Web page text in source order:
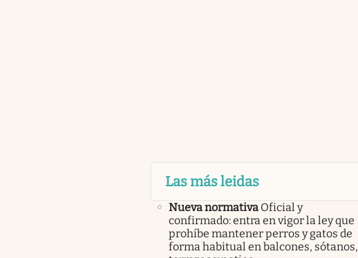
Las más leidas
Nueva normativa Oficial y
confirmado: entra en vigor la ley que
prohíbe mantener perros y gatos de
forma habitual en balcones, sótanos,